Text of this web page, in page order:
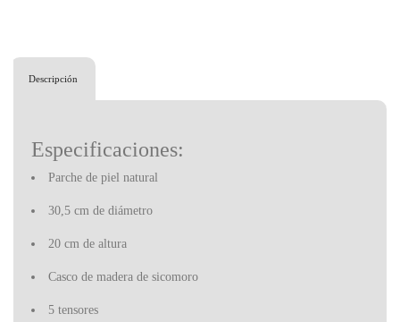
Descripción
Especificaciones:
Parche de piel natural
30,5 cm de diámetro
20 cm de altura
Casco de madera de sicomoro
5 tensores